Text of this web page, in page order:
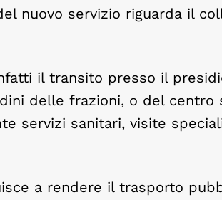
nuovo servizio riguarda il
il transito presso il
delle frazioni, o del centro
servizi sanitari, visite
a rendere il trasporto